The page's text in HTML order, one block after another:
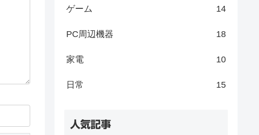
ゲーム 14
PC周辺機器 18
家電 10
日常 15
人気記事